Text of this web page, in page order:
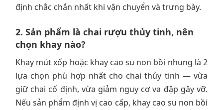
định chắc chắn nhất khi vận chuyển và trưng bày.
2. Sản phẩm là chai rượu thủy tinh, nên
chọn khay nào?
Khay mút xốp hoặc khay cao su non bồi nhung là 2
lựa chọn phù hợp nhất cho chai thủy tinh — vừa
giữ chai cố định, vừa giảm nguy cơ va đập gây vỡ.
Nếu sản phẩm định vị cao cấp, khay cao su non bồi